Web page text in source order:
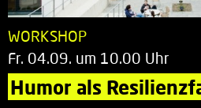
WORKSHOP
Fr. 04.09. um 10.00 Uhr
Humor als